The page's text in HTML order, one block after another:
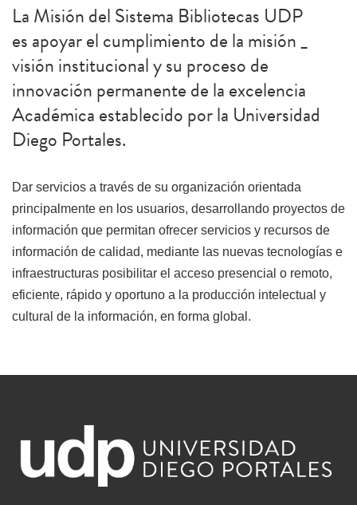
La Misión del Sistema Bibliotecas UDP
es apoyar el cumplimiento de la misión _
visión institucional y su proceso de
innovación permanente de la excelencia
Académica establecido por la Universidad
Diego Portales.
Dar servicios a través de su organización orientada
principalmente en los usuarios, desarrollando proyectos de
información que permitan ofrecer servicios y recursos de
información de calidad, mediante las nuevas tecnologías e
infraestructuras posibilitar el acceso presencial o remoto,
eficiente, rápido y oportuno a la producción intelectual y
cultural de la información, en forma global.